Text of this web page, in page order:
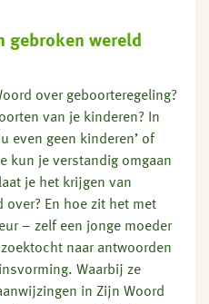
gebroken wereld
over geboorteregeling?
van je kinderen? In
even geen kinderen’ of
kun je verstandig omgaan
je het krijgen van
over? En hoe zit het met
– zelf een jonge moeder
naar antwoorden
Waarbij ze
in Zijn Woord